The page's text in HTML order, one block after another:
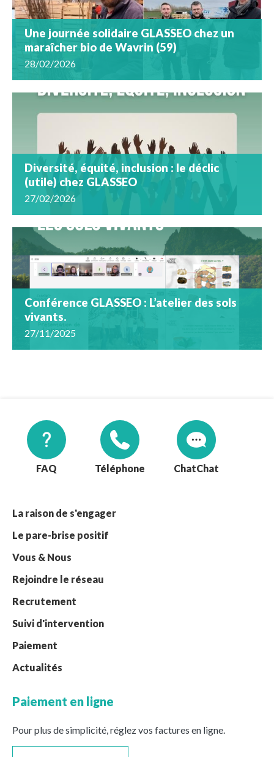
Une journée solidaire GLASSEO chez un
maraîcher bio de Wavrin (59)
28/02/2026
Diversité, équité, inclusion : le déclic
(utile) chez GLASSEO
27/02/2026
Conférence GLASSEO : L’atelier des sols
vivants.
27/11/2025
FAQ Téléphone Chat
La raison de s'engager
Le pare-brise positif
Vous & Nous
Rejoindre le réseau
Recrutement
Suivi d'intervention
Paiement
Actualités
Paiement en ligne
Pour plus de simplicité, réglez vos factures en ligne.